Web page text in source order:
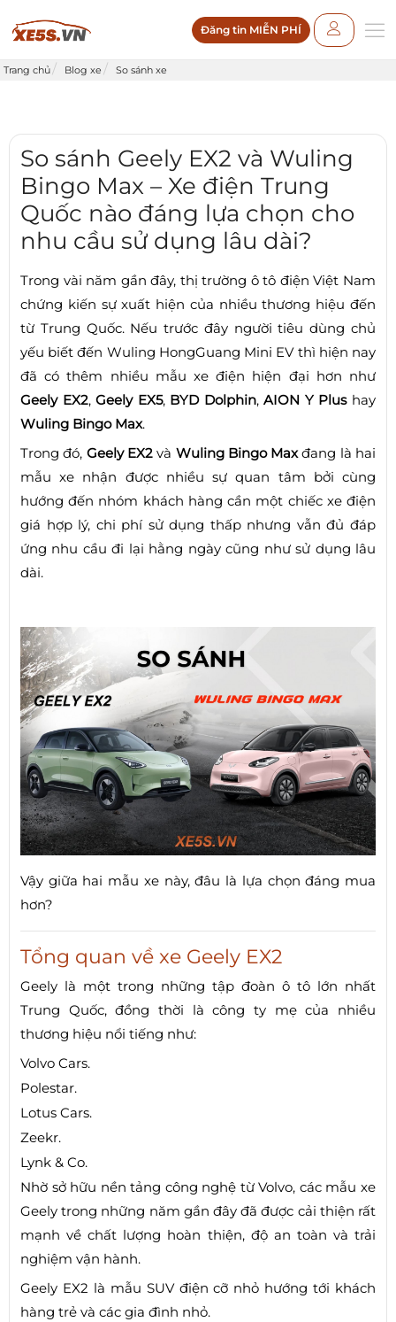
Đăng tin MIỄN PHÍ
Trang chủ Blog xe So sánh xe
So sánh Geely EX2 và Wuling
Bingo Max – Xe điện Trung
Quốc nào đáng lựa chọn cho
nhu cầu sử dụng lâu dài?
Trong vài năm gần đây, thị trường ô tô điện Việt Nam
chứng kiến sự xuất hiện của nhiều thương hiệu đến
từ Trung Quốc. Nếu trước đây người tiêu dùng chủ
yếu biết đến Wuling HongGuang Mini EV thì hiện nay
đã có thêm nhiều mẫu xe điện hiện đại hơn như
Geely EX2,Geely EX5, BYD Dolphin,AION Y Plushay
Wuling Bingo Max.
Trong đó, Geely EX2và Wuling Bingo Maxđang là hai
mẫu xe nhận được nhiều sự quan tâm bởi cùng
hướng đến nhóm khách hàng cần một chiếc xe điện
giá hợp lý, chi phí sử dụng thấp nhưng vẫn đủ đáp
ứng nhu cầu đi lại hằng ngày cũng như sử dụng lâu
dài.
Vậy giữa hai mẫu xe này, đâu là lựa chọn đáng mua
hơn?
Tổng quan về xe Geely EX2
Geely là một trong những tập đoàn ô tô lớn nhất
Trung Quốc, đồng thời là công ty mẹ của nhiều
thương hiệu nổi tiếng như:
Volvo Cars.
Polestar.
Lotus Cars.
Zeekr.
Lynk & Co.
Nhờ sở hữu nền tảng công nghệ từ Volvo, các mẫu xe
Geely trong những năm gần đây đã được cải thiện rất
mạnh về chất lượng hoàn thiện, độ an toàn và trải
nghiệm vận hành.
Geely EX2 là mẫu SUV điện cỡ nhỏ hướng tới khách
hàng trẻ và các gia đình nhỏ.